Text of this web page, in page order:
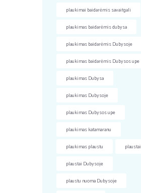
plaukimai baidarėmis savaitgali
plaukimas baidarėmis dubysa
plaukimas baidarėmis Dubysoje
plaukimas baidarėmis Dubysos upe
plaukimas Dubysa
plaukimas Dubysoje
plaukimas Dubysos upe
plaukimas katamaranu
plaukimas plaustu plaustai
plaustai Dubysoje
plaustu nuoma Dubysoje